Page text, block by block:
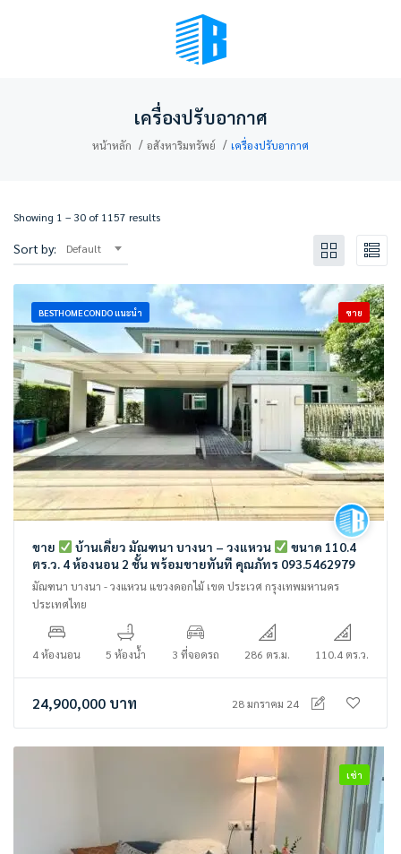
เครื่องปรับอากาศ
หน้าหลัก อสังหาริมทรัพย์ เครื่องปรับอากาศ
Showing 1 – 30 of 1157 results
Sort by: Default
BESTHOMECONDO แนะนำ ขาย
ขาย บ้านเดี่ยว มัณฑนา บางนา – วงแหวน
ขนาด 110.4
ตร.ว. 4 ห้องนอน 2 ชั้น พร้อมขายทันที คุณภัทร 093.5462979
มัณฑนา บางนา - วงแหวน แขวงดอกไม้ เขต ประเวศ กรุงเทพมหานคร
ประเทศไทย
4 ห้องนอน 5 ห้องน้ำ 3 ที่จอดรถ 286 ตร.ม. 110.4 ตร.ว.
24,900,000 บาท 28 มกราคม 24
เช่า